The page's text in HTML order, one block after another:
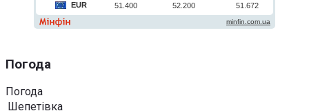
Погода
Погода
Шепетівка